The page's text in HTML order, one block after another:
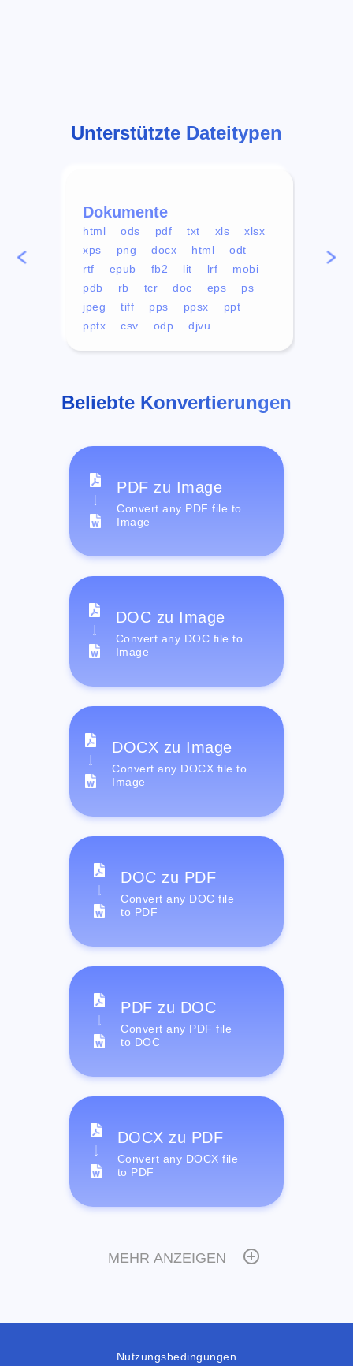
Unterstützte Dateitypen
Dokumente
html ods pdf txt xls
xlsx
xps
png docx html
odt
rtf
epub fb2 lit lrf
mobi
pdb
rb tcr doc eps
ps
jpeg
tiff pps ppsx
ppt
pptx
csv odp djvu
mp4
Beliebte Konvertierungen
PDF zu Image
Convert any PDF file to
Image
DOC zu Image
Convert any DOC file to
Image
DOCX zu Image
Convert any DOCX file to
Image
DOC zu PDF
Convert any DOC file
to PDF
PDF zu DOC
Convert any PDF file
to DOC
DOCX zu PDF
Convert any DOCX file
to PDF
MEHR ANZEIGEN
Nutzungsbedingungen